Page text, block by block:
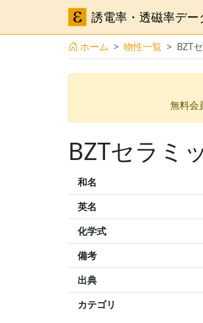
誘電率・透磁率デー
ホーム 物性一覧 BZT
無料会
BZTセラミ
和名
英名
化学式
備考
出典
カテゴリ